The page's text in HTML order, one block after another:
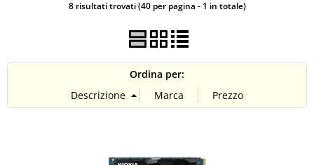
8 risultati trovati (40 per pagina - 1 in totale)
Ordina per: